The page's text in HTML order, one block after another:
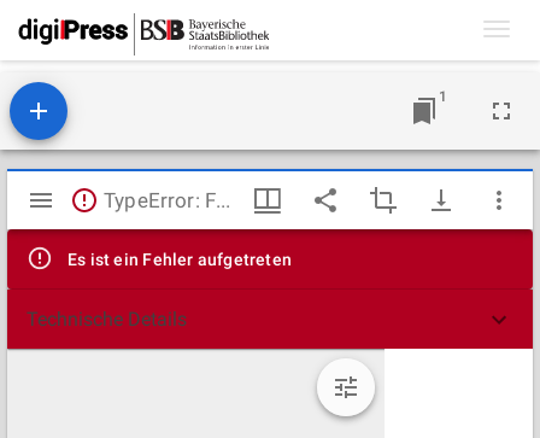
1
Mirador
Viewer
TypeError: Failed to fetch
Es ist ein Fehler aufgetreten
Technische Details